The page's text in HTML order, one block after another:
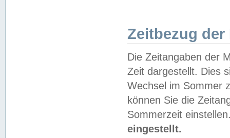
Zeitbezug der
Die Zeitangaben der
Zeit dargestellt. Dies
Wechsel im Sommer
können Sie die
Sommerzeit
eingestellt.